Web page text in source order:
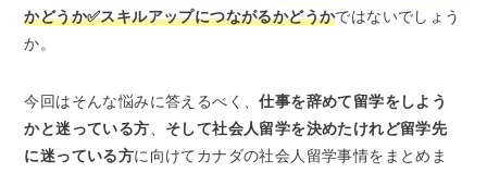
かどうか✅スキルアップにつながるかどうかではないでしょう
か。
今回はそんな悩みに答えるべく、仕事を辞めて留学をしよう
かと迷っている方、 そして社会人留学を決めたけれど留学先
に迷っている方に向けてカナダの社会人留学事情をまとめま